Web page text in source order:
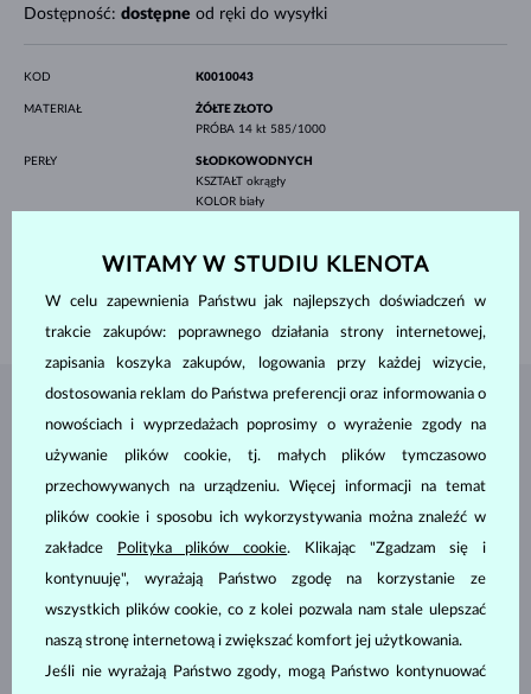
Dostępność: dostępne od ręki do wysyłki
KOD K0010043
MATERIAŁ
ŻÓŁTE ZŁOTO
PRÓBA 14 kt 585/1000
PERŁY
SŁODKOWODNYCH
KSZTAŁT okrągły
KOLOR biały
180.00 mm
WAGA 12.25 g
BIŻUTERIA ZATELIER KLENOTA
WITAMY W STUDIU KLENOTA
W celu zapewnienia Państwu jak najlepszych doświadczeń w
trakcie zakupów: poprawnego działania strony internetowej,
zapisania koszyka zakupów, logowania przy każdej wizycie,
dostosowania reklam do Państwa preferencji oraz informowania o
nowościach i wyprzedażach poprosimy o wyrażenie zgody na
używanie plików cookie, tj. małych plików tymczasowo
przechowywanych na urządzeniu. Więcej informacji na temat
plików cookie i sposobu ich wykorzystywania można znaleźć w
zakładce
Polityka plików cookie. Klikając "Zgadzam się i
kontynuuję", wyrażają Państwo zgodę na korzystanie ze
wszystkich plików cookie, co z kolei pozwala nam stale ulepszać
naszą stronę internetową i zwiększać komfort jej użytkowania.
Jeśli nie wyrażają Państwo zgody, mogą Państwo kontynuować